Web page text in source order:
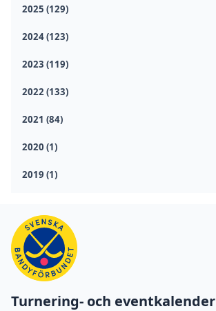
2025 (129)
2024 (123)
2023 (119)
2022 (133)
2021 (84)
2020 (1)
2019 (1)
Turnering- och eventkalender